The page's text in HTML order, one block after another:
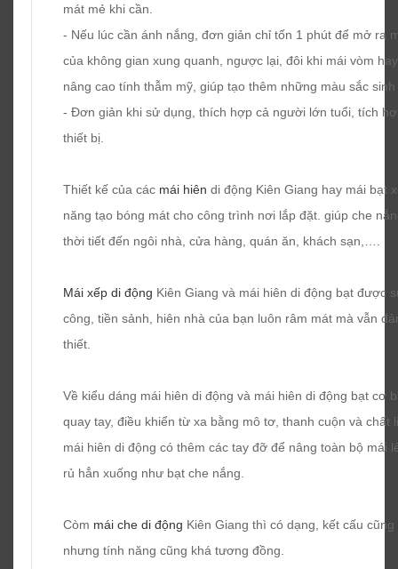
mát mẻ khi cần.
- Nếu lúc cần ánh nắng, đơn giản chỉ tốn 1 phút để mở ra
của không gian xung quanh, ngược lại, đôi khi mái vòm
nâng cao tính thẫm mỹ, giúp tạo thêm những màu sắc
- Đơn giản khi sử dụng, thích hợp cả người lớn tuổi, tích
thiết bị.
Thiết kế của các mái hiên di động Kiên Giang hay mái bạt
năng tạo bóng mát cho công trình nơi lắp đặt. giúp che
thời tiết đến ngôi nhà, cửa hàng, quán ăn, khách sạn,….
Mái xếp di động Kiên Giang và mái hiên di động bạt được
công, tiền sảnh, hiên nhà của bạn luôn râm mát mà vẫn
thiết.
Về kiểu dáng mái hiên di động và mái hiên di động bạt cơ
quay tay, điều khiển từ xa bằng mô tơ, thanh cuộn và chất
mái hiên di động có thêm các tay đỡ để nâng toàn bộ mái
rủ hẳn xuống như bạt che nắng.
Còm mái che di động Kiên Giang thì có dạng, kết cấu
nhưng tính năng cũng khá tương đồng.